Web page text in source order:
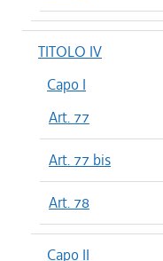
TITOLO IV
Capo I
Art. 77
Art. 77 bis
Art. 78
Capo II